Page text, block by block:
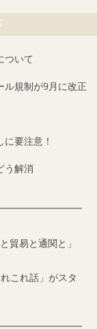
ついて
ル規制が9月に改正
要注意！
う解消
貿易と通関と」
これ話」がスタ